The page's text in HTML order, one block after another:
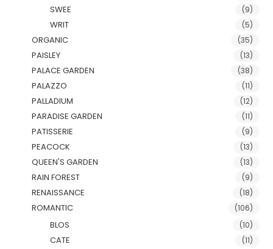
SWEE (9)
WRIT (5)
ORGANIC (35)
PAISLEY (13)
PALACE GARDEN (38)
PALAZZO (11)
PALLADIUM (12)
PARADISE GARDEN (11)
PATISSERIE (9)
PEACOCK (13)
QUEEN'S GARDEN (13)
RAIN FOREST (9)
RENAISSANCE (18)
ROMANTIC (106)
BLOS (10)
CATE (11)